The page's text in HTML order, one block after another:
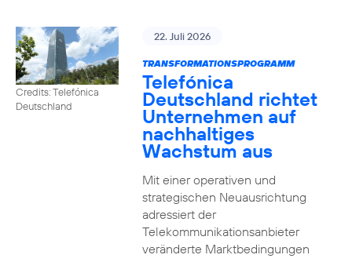
Credits: Telefónica
Deutschland
22. Juli 2026
TRANSFORMATIONSPROGRAMM
Telefónica
Deutschland richtet
Unternehmen auf
nachhaltiges
Wachstum aus
Mit einer operativen und
strategischen Neuausrichtung
adressiert der
Telekommunikationsanbieter
veränderte Marktbedingungen